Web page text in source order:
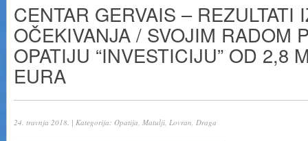
CENTAR GERVAIS – REZULTATI
OČEKIVANJA / SVOJIM RADOM
OPATIJU “INVESTICIJU” OD 2,8
EURA
24. travnja 2018. | Kategorija: Opatija, Matulji, Lovran, Draga